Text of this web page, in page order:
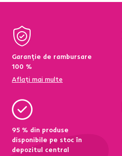
Garanție de rambursare
100 %
Aflați mai multe
95 % din produse
disponibile pe stoc în
depozitul central